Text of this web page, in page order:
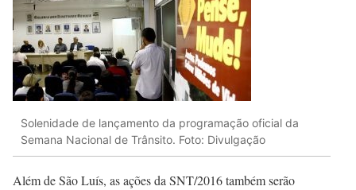
Solenidade de lançamento da programação oficial da
Semana Nacional de Trânsito. Foto: Divulgação
Além de São Luís, as ações da SNT/2016 também serão